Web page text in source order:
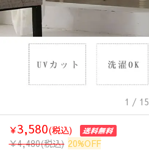
1 / 15
￥3,580(税込)
￥4,480(税込) 20%OFF